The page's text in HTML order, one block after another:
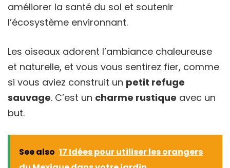
améliorer la santé du sol et soutenir
l’écosystème environnant.
Les oiseaux adorent l’ambiance chaleureuse
et naturelle, et vous vous sentirez fier, comme
si vous aviez construit un petit refuge
sauvage. C’est un charme rustique avec un
but.
See also 17 Idées pour utiliser les orangers